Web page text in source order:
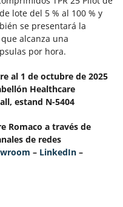
lote del 5 % al 100 % y
se presentará la
alcanza una
por hora.
al 1 de octubre de 2025
Healthcare
estand N-5404
Romaco a través de
de redes
– LinkedIn –